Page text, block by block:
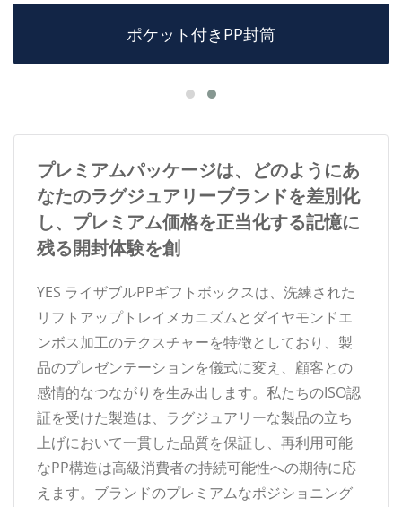
ポケット付きPP封筒
プレミアムパッケージは、どのようにあ
なたのラグジュアリーブランドを差別化
し、プレミアム価格を正当化する記憶に
残る開封体験を創
YES ライザブルPPギフトボックスは、洗練された
リフトアップトレイメカニズムとダイヤモンドエ
ンボス加工のテクスチャーを特徴としており、製
品のプレゼンテーションを儀式に変え、顧客との
感情的なつながりを生み出します。私たちのISO認
証を受けた製造は、ラグジュアリーな製品の立ち
上げにおいて一貫した品質を保証し、再利用可能
なPP構造は高級消費者の持続可能性への期待に応
えます。ブランドのプレミアムなポジショニング